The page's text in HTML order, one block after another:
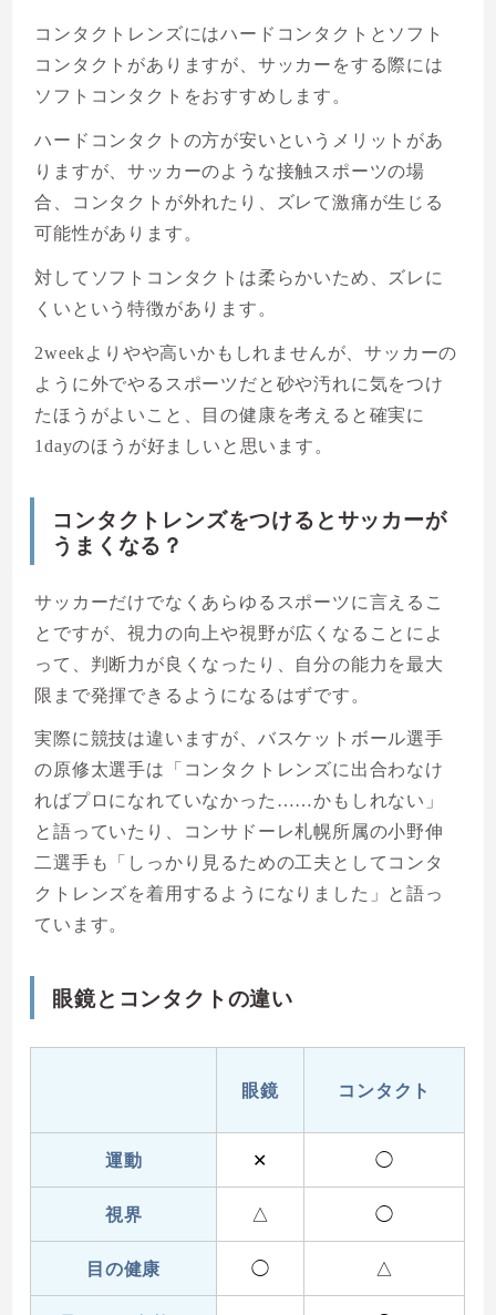
コンタクトレンズにはハードコンタクトとソフト
コンタクトがありますが、サッカーをする際には
ソフトコンタクトをおすすめします。
ハードコンタクトの方が安いというメリットがあ
りますが、サッカーのような接触スポーツの場
合、コンタクトが外れたり、ズレて激痛が生じる
可能性があります。
対してソフトコンタクトは柔らかいため、ズレに
くいという特徴があります。
2weekよりやや高いかもしれませんが、サッカーの
ように外でやるスポーツだと砂や汚れに気をつけ
たほうがよいこと、目の健康を考えると確実に
1dayのほうが好ましいと思います。
コンタクトレンズをつけるとサッカーが
うまくなる？
サッカーだけでなくあらゆるスポーツに言えるこ
とですが、視力の向上や視野が広くなることによ
って、判断力が良くなったり、自分の能力を最大
限まで発揮できるようになるはずです。
実際に競技は違いますが、バスケットボール選手
の原修太選手は「コンタクトレンズに出合わなけ
ればプロになれていなかった……かもしれない」
と語っていたり、コンサドーレ札幌所属の小野伸
二選手も「しっかり見るための工夫としてコンタ
クトレンズを着用するようになりました」と語っ
ています。
眼鏡とコンタクトの違い
眼鏡 コンタクト
運動 ✕ ◯
視界 △ ◯
目の健康 ◯ △